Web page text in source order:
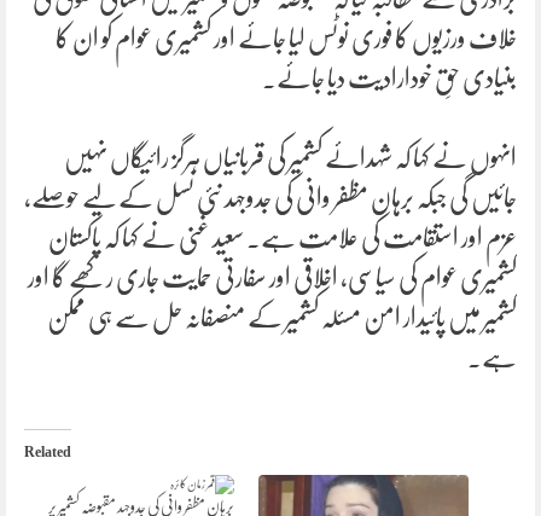
خلاف ورزیوں کا فوری نوٹس لیا جائے اور کشمیری عوام کو ان کا
بنیادی حقِ خودارادیت دیا جائے۔
انہوں نے کہا کہ شہدائے کشمیر کی قربانیاں ہرگز رائیگاں نہیں
جائیں گی جبکہ برہان مظفر وانی کی جدوجہد نئی نسل کے لیے حوصلے،
عزم اور استقامت کی علامت ہے۔ سعید غنی نے کہا کہ پاکستان
کشمیری عوام کی سیاسی، اخلاقی اور سفارتی حمایت جاری رکھے گا اور
کشمیر میں پائیدار امن مسئلہ کشمیر کے منصفانہ حل سے ہی ممکن
ہے۔
Related
برہان مظفر وانی کی جدوجہد مقبوضہ کشمیر پر